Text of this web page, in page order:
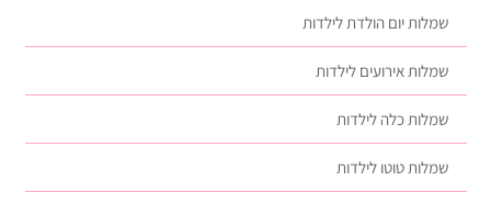
שמלות יום הולדת לילדות
שמלות אירועים לילדות
שמלות כלה לילדות
שמלות טוטו לילדות